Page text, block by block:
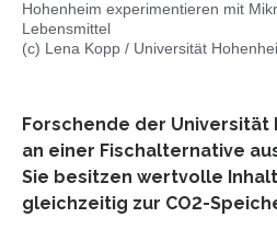
Hohenheim experimentieren mit
Lebensmittel
(c) Lena Kopp / Universität
Forschende der Universität
an einer Fischalternative
Sie besitzen wertvolle
gleichzeitig zur CO2-